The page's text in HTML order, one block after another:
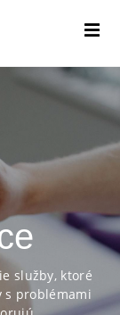
služby, ktoré
s problémami